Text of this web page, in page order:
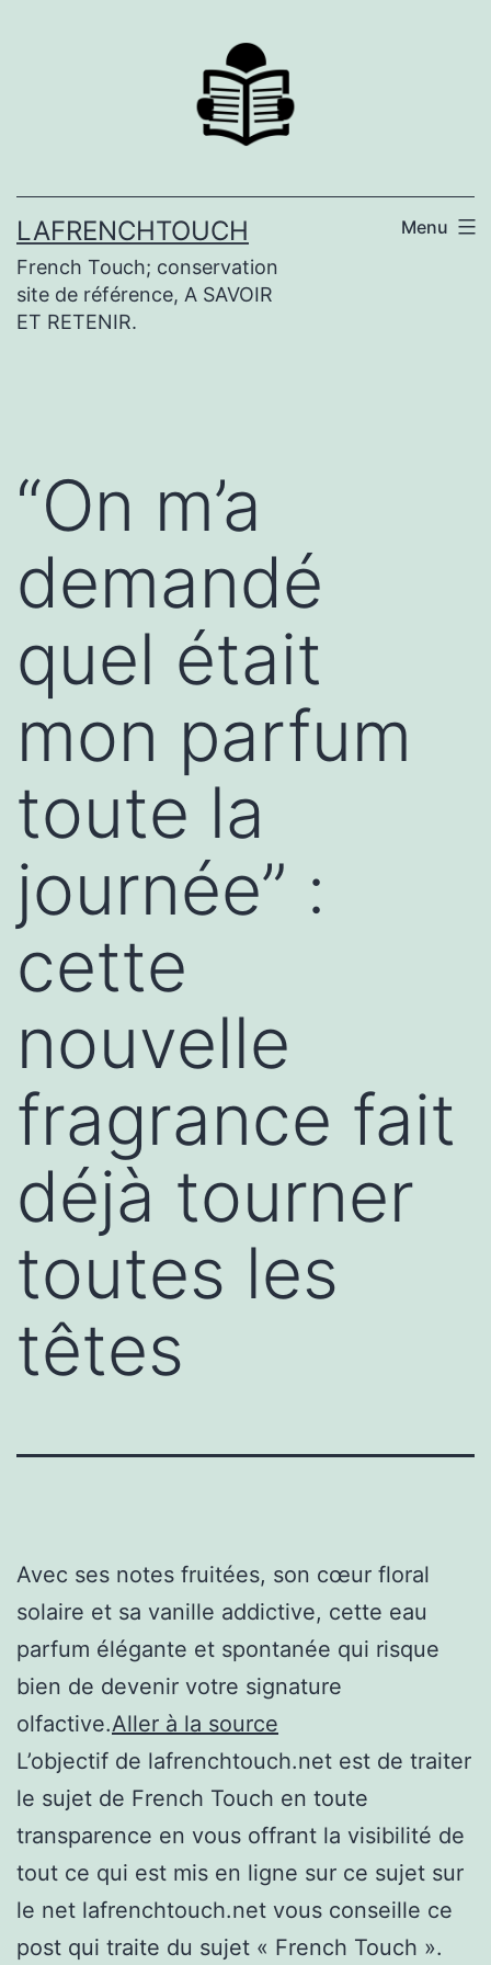
LAFRENCHTOUCH
French Touch; conservation
site de référence, A SAVOIR
ET RETENIR.
Menu
“On m’a
demandé
quel était
mon parfum
toute la
journée” :
cette
nouvelle
fragrance fait
déjà tourner
toutes les
têtes
Avec ses notes fruitées, son cœur floral
solaire et sa vanille addictive, cette eau
parfum élégante et spontanée qui risque
bien de devenir votre signature
olfactive.Aller à la source
L’objectif de lafrenchtouch.net est de traiter
le sujet de French Touch en toute
transparence en vous offrant la visibilité de
tout ce qui est mis en ligne sur ce sujet sur
le net lafrenchtouch.net vous conseille ce
post qui traite du sujet « French Touch ».